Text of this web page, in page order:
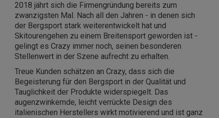
2018 jährt sich die Firmengründung bereits zum
zwanzigsten Mal. Nach all den Jahren - in denen sich
der Bergsport stark weiterentwickelt hat und
Skitourengehen zu einem Breitensport geworden ist -
gelingt es Crazy immer noch, seinen besonderen
Stellenwert in der Szene aufrecht zu erhalten.
Treue Kunden schätzen an Crazy, dass sich die
Begeisterung für den Bergsport in der Qualität und
Tauglichkeit der Produkte widerspiegelt. Das
augenzwinkernde, leicht verrückte Design des
italienischen Herstellers wirkt motivierend und ist ganz